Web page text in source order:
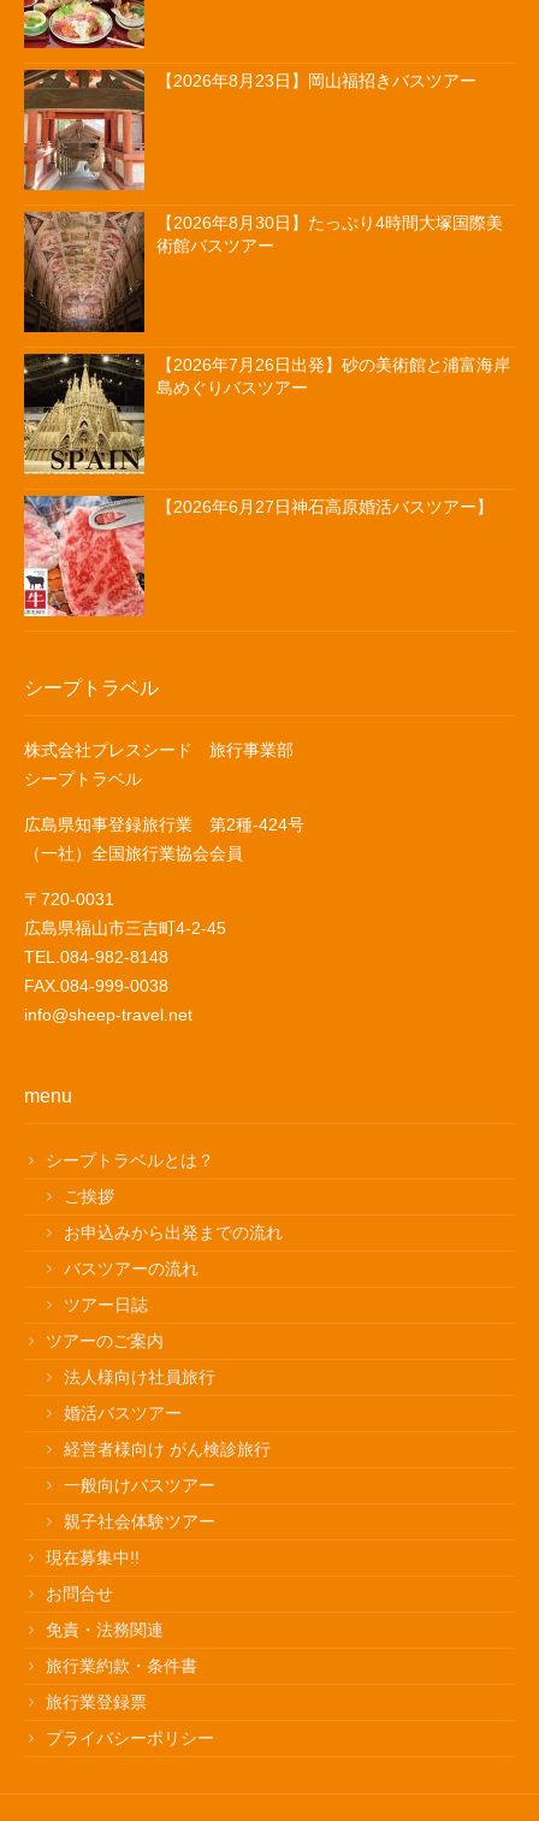
【2026年8月23日】岡山福招きバスツアー
【2026年8月30日】たっぷり4時間大塚国際美
術館バスツアー
【2026年7月26日出発】砂の美術館と浦富海岸
島めぐりバスツアー
【2026年6月27日神石高原婚活バスツアー】
シープトラベル
株式会社プレスシード 旅行事業部
シープトラベル
広島県知事登録旅行業 第2種-424号
（一社）全国旅行業協会会員
〒720-0031
広島県福山市三吉町4-2-45
TEL.084-982-8148
FAX.084-999-0038
info@sheep-travel.net
menu
シープトラベルとは？
ご挨拶
お申込みから出発までの流れ
バスツアーの流れ
ツアー日誌
ツアーのご案内
法人様向け社員旅行
婚活バスツアー
経営者様向け がん検診旅行
一般向けバスツアー
親子社会体験ツアー
現在募集中!!
お問合せ
免責・法務関連
旅行業約款・条件書
旅行業登録票
プライバシーポリシー